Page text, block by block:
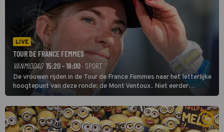
LIVE
TOUR DE FRANCE FEMMES
VANMIDDAG 15:20 - 18:00 · SPORT
De vrouwen rijden in de Tour de France Femmes naar het letterlijke
hoogtepunt van deze ronde: de Mont Ventoux. Niet eerder
finishten de vrouwen voor deze koers op deze kale col uit de
buitencategorie. De aanloop naar de slotklim is vlak.